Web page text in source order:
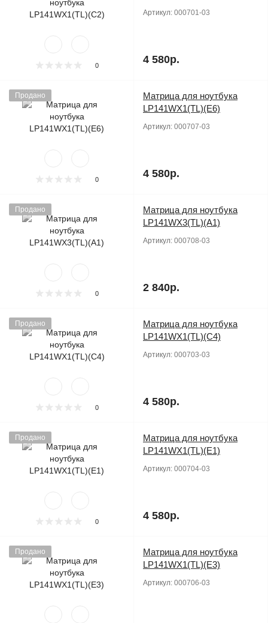
0
Артикул: 000701-03
4 580р.
Продано
0
Матрица для ноутбука
LP141WX1(TL)(E6)
Артикул: 000707-03
4 580р.
Продано
0
Матрица для ноутбука
LP141WX3(TL)(A1)
Артикул: 000708-03
2 840р.
Продано
0
Матрица для ноутбука
LP141WX1(TL)(C4)
Артикул: 000703-03
4 580р.
Продано
0
Матрица для ноутбука
LP141WX1(TL)(E1)
Артикул: 000704-03
4 580р.
Продано
Матрица для ноутбука
LP141WX1(TL)(E3)
Артикул: 000706-03